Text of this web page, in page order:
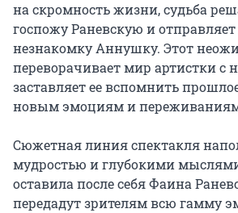
на скромность жизни, судьба
госпожу Раневскую и
незнакомку Аннушку. Этот
переворачивает мир артистки с
заставляет ее вспомнить
новым эмоциям и
Сюжетная линия спектакля
мудростью и глубокими
оставила после себя Фаина
передадут зрителям всю гамму